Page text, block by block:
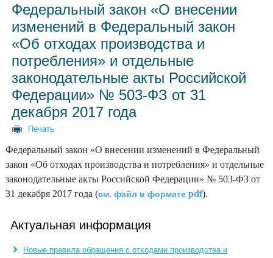
Федеральный закон «О внесении
изменений в Федеральный закон
«Об отходах производства и
потребления» и отдельные
законодательные акты Российской
Федерации» № 503-ФЗ от 31
декабря 2017 года
Печать
Федеральный закон «О внесении изменений в Федеральный
закон «Об отходах производства и потребления» и отдельные
законодательные акты Российской Федерации» № 503-ФЗ от
31 декабря 2017 года (см. файл в форматеpdf).
Актуальная информация
Новые правила обращения с отходами производства и